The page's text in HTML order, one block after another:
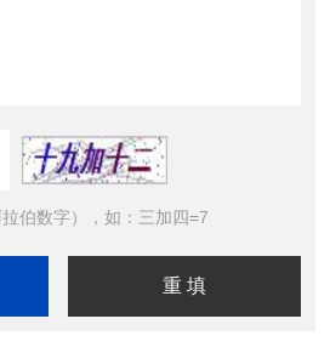
伯数字），如：三加四=7